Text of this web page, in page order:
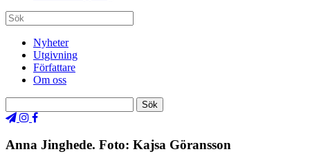
Nyheter
Utgivning
Författare
Om oss
Anna Jinghede. Foto: Kajsa Göransson